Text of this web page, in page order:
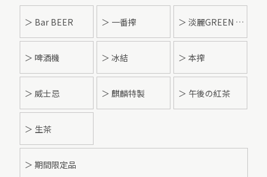
＞ Bar BEER ＞ 一番搾 ＞ 淡麗GREEN LABEL
＞ 啤酒機 ＞ 冰結 ＞ 本搾
＞ 威士忌 ＞ 麒麟特製 ＞ 午後の紅茶
＞ 生茶
＞ 期間限定品